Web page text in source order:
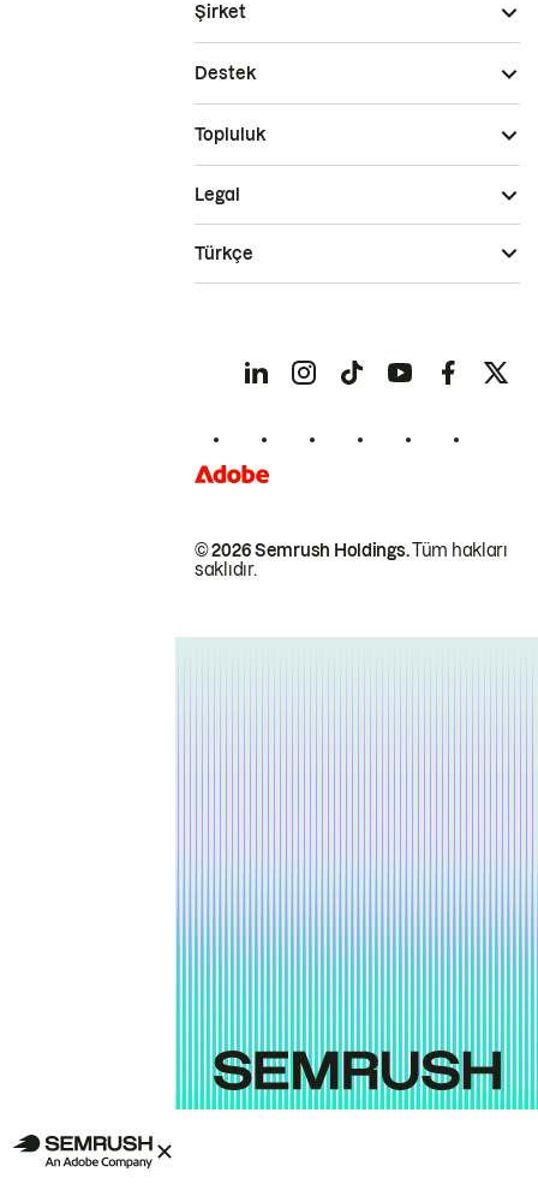
Şirket
Destek
Topluluk
© 2026 Semrush Holdings.Tüm hakları
saklıdır.
Legal
Türkçe